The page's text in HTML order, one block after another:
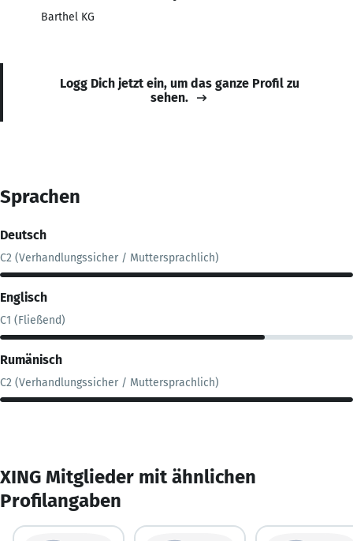
Barthel KG
Logg Dich jetzt ein, um das ganze Profil zu
sehen.
Sprachen
Deutsch
C2 (Verhandlungssicher / Muttersprachlich)
Englisch
C1 (Fließend)
Rumänisch
C2 (Verhandlungssicher / Muttersprachlich)
XING Mitglieder mit ähnlichen
Profilangaben